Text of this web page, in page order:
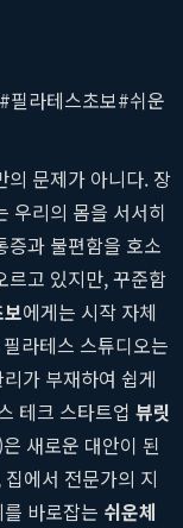
#필라테스초보#쉬운
의 문제가 아니다. 장
우리의 몸을 서서히
증과 불편함을 호소
르고 있지만, 꾸준함
에게는 시작 자체
라테스 스튜디오는
가 부재하여 쉽게
테크 스타트업 뷰릿
새로운 대안이 된
에서 전문가의 지
바로잡는 쉬운체